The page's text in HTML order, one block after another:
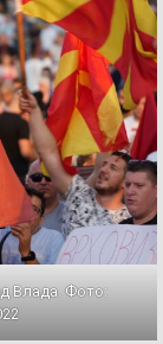
Влада. Фото: